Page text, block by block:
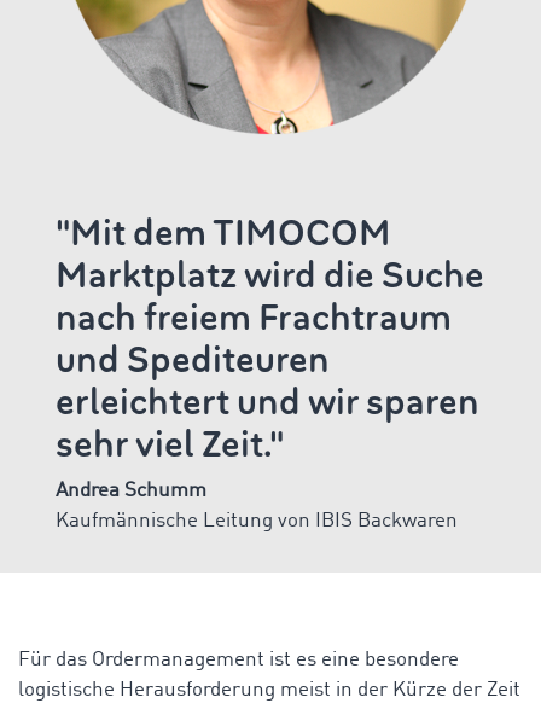
"Mit dem TIMOCOM
Marktplatz wird die Suche
nach freiem Frachtraum
und Spediteuren
erleichtert und wir sparen
sehr viel Zeit."
Andrea Schumm
Kaufmännische Leitung von IBIS Backwaren
Für das Ordermanagement ist es eine besondere
logistische Herausforderung meist in der Kürze der Zeit